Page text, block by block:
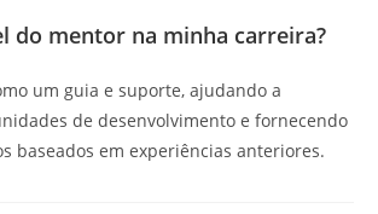
do mentor na minha carreira?
um guia e suporte, ajudando a
de desenvolvimento e fornecendo
baseados em experiências anteriores.